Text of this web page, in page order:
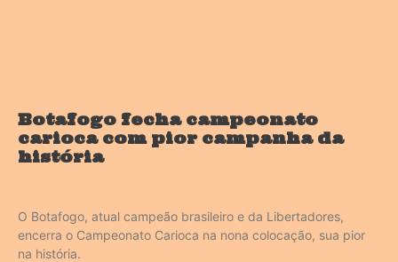
Botafogo fecha campeonato
carioca com pior campanha da
história
O Botafogo, atual campeão brasileiro e da Libertadores,
encerra o Campeonato Carioca na nona colocação, sua pior
na história.